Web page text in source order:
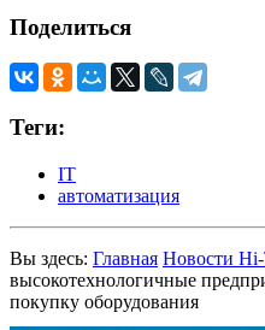
Поделиться
Теги:
IT
автоматизация
Вы здесь: Главная Новости Hi-
высокотехнологичные
покупку оборудования